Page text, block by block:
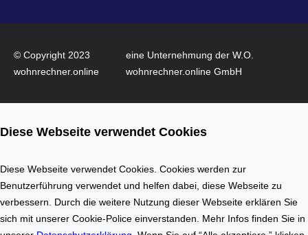
v
u
f
d
e
m
c
b
© Copyright 2023
wohnrechner.online
eine Unternehmung der W.O.
wohnrechner.online GmbH
Diese Webseite verwendet Cookies
Diese Webseite verwendet Cookies. Cookies werden zur
Benutzerführung verwendet und helfen dabei, diese Webseite zu
verbessern. Durch die weitere Nutzung dieser Webseite erklären Sie
sich mit unserer Cookie-Police einverstanden. Mehr Infos finden Sie in